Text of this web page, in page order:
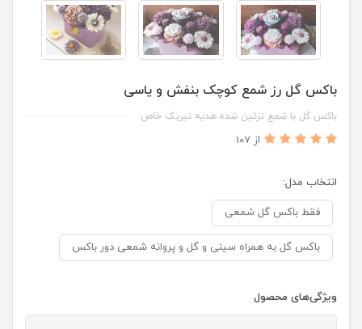
باکس گل رز شمع کوچک بنفش و یاسی
باکس گل با شمع تزئین شده هدیه تبریک خاص
از 107
انتخاب مدل:
فقط باکس گل شمعی
باکس گل به همراه سینی و گل و پروانه شمعی دور باکس
ویژگی‌های محصول